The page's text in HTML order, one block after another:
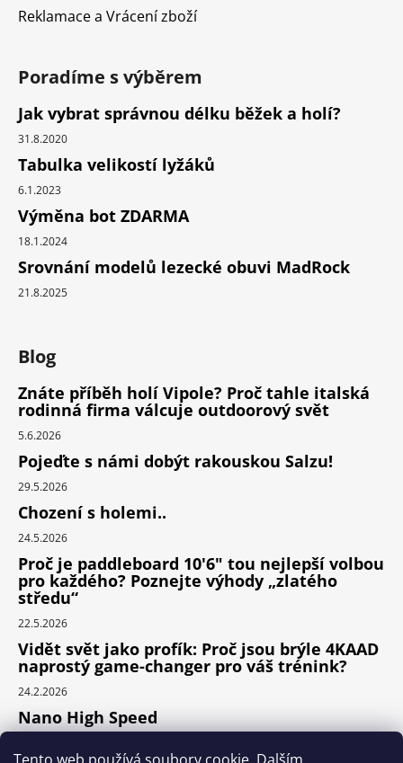
Reklamace a Vrácení zboží
Poradíme s výběrem
Jak vybrat správnou délku běžek a holí?
31.8.2020
Tabulka velikostí lyžáků
6.1.2023
Výměna bot ZDARMA
18.1.2024
Srovnání modelů lezecké obuvi MadRock
21.8.2025
Blog
Znáte příběh holí Vipole? Proč tahle italská
rodinná firma válcuje outdoorový svět
5.6.2026
Pojeďte s námi dobýt rakouskou Salzu!
29.5.2026
Chození s holemi..
24.5.2026
Proč je paddleboard 10'6" tou nejlepší volbou
pro každého? Poznejte výhody „zlatého
středu“
22.5.2026
Vidět svět jako profík: Proč jsou brýle 4KAAD
naprostý game-changer pro váš trénink?
24.2.2026
Nano High Speed